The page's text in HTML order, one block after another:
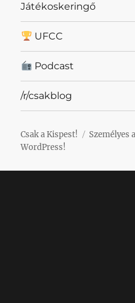
Játékoskeringő
UFCC
Podcast
/r/csakblog
Csak a Kispest! Személyes
WordPress!